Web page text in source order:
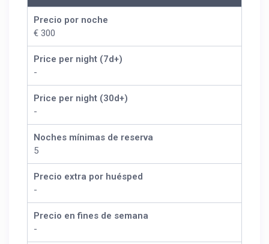
Precio por noche
€ 300
Price per night (7d+)
-
Price per night (30d+)
-
Noches mínimas de reserva
5
Precio extra por huésped
-
Precio en fines de semana
-